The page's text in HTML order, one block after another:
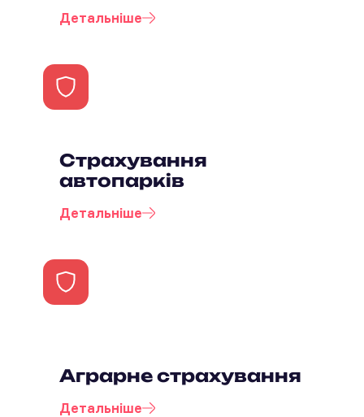
Детальніше
Страхування
автопарків
Детальніше
Аграрне страхування
Детальніше